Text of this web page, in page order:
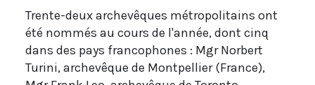
Trente-deux archevêques métropolitains ont
été nommés au cours de l'année, dont cinq
dans des pays francophones : Mgr Norbert
Turini, archevêque de Montpellier (France),